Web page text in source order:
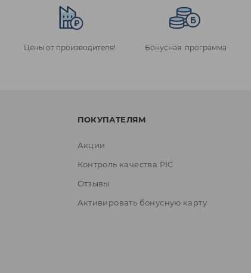
Цены от производителя! Бонусная программа
ПОКУПАТЕЛЯМ
Акции
Контроль качества PIC
Отзывы
Активировать бонусную карту